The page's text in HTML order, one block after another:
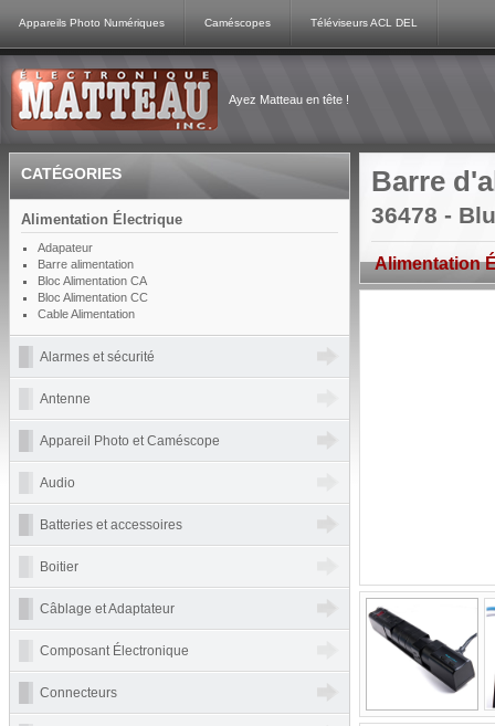
Appareils Photo Numériques Caméscopes Téléviseurs ACL DEL
Ayez Matteau en tête !
Barre
36478 -
Alimentation
CATÉGORIES
Alimentation Électrique
Adapateur
Barre alimentation
Bloc Alimentation CA
Bloc Alimentation CC
Cable Alimentation
Alarmes et sécurité
Antenne
Appareil Photo et Caméscope
Audio
Batteries et accessoires
Boitier
Câblage et Adaptateur
Composant Électronique
Connecteurs